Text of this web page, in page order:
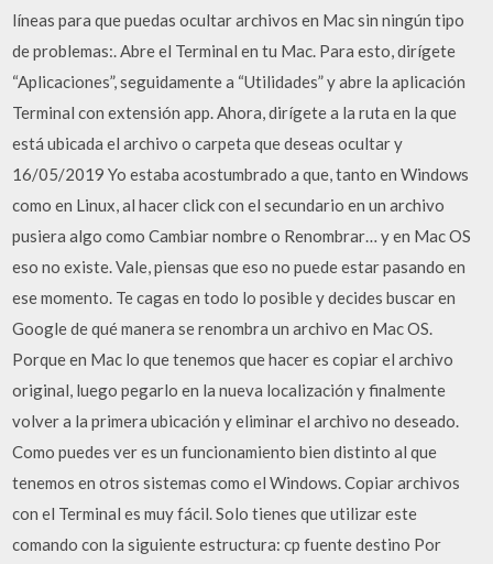
líneas para que puedas ocultar archivos en Mac sin ningún tipo
de problemas:. Abre el Terminal en tu Mac. Para esto, dirígete
“Aplicaciones”, seguidamente a “Utilidades” y abre la aplicación
Terminal con extensión app. Ahora, dirígete a la ruta en la que
está ubicada el archivo o carpeta que deseas ocultar y
16/05/2019 Yo estaba acostumbrado a que, tanto en Windows
como en Linux, al hacer click con el secundario en un archivo
pusiera algo como Cambiar nombre o Renombrar… y en Mac OS
eso no existe. Vale, piensas que eso no puede estar pasando en
ese momento. Te cagas en todo lo posible y decides buscar en
Google de qué manera se renombra un archivo en Mac OS.
Porque en Mac lo que tenemos que hacer es copiar el archivo
original, luego pegarlo en la nueva localización y finalmente
volver a la primera ubicación y eliminar el archivo no deseado.
Como puedes ver es un funcionamiento bien distinto al que
tenemos en otros sistemas como el Windows. Copiar archivos
con el Terminal es muy fácil. Solo tienes que utilizar este
comando con la siguiente estructura: cp fuente destino Por